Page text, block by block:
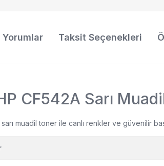
Yorumlar Taksit Seçenekleri
CF542A Sarı
muadil toner ile canlı renkler ve güvenilir